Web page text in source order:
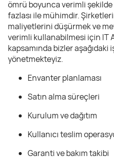
ömrü boyunca verimli
fazlası ile mühimdir.
maliyetlerini düşürmek ve
verimli kullanabilmesi için IT
kapsamında bizler
yönetmekteyiz.
Envanter planlaması
Satın alma süreçleri
Kurulum ve dağıtım
Kullanıcı teslim
Garanti ve bakım takibi